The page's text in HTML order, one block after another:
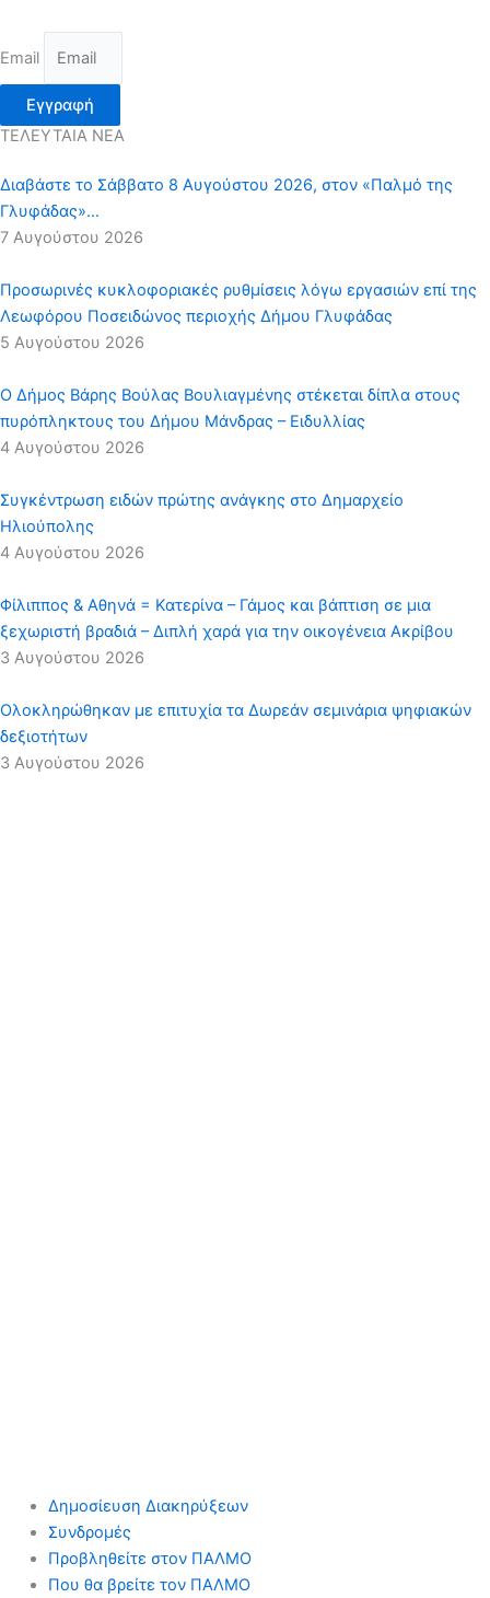
Email
Εγγραφή
ΤΕΛΕΥΤΑΙΑ ΝΕΑ
Διαβάστε το Σάββατο 8 Αυγούστου 2026, στον «Παλμό της
Γλυφάδας»…
7 Αυγούστου 2026
Προσωρινές κυκλοφοριακές ρυθμίσεις λόγω εργασιών επί της
Λεωφόρου Ποσειδώνος περιοχής Δήμου Γλυφάδας
5 Αυγούστου 2026
Ο Δήμος Βάρης Βούλας Βουλιαγμένης στέκεται δίπλα στους
πυρόπληκτους του Δήμου Μάνδρας – Ειδυλλίας
4 Αυγούστου 2026
Συγκέντρωση ειδών πρώτης ανάγκης στο Δημαρχείο
Ηλιούπολης
4 Αυγούστου 2026
Φίλιππος & Αθηνά = Κατερίνα – Γάμος και βάπτιση σε μια
ξεχωριστή βραδιά – Διπλή χαρά για την οικογένεια Ακρίβου
3 Αυγούστου 2026
Ολοκληρώθηκαν με επιτυχία τα Δωρεάν σεμινάρια ψηφιακών
δεξιοτήτων
3 Αυγούστου 2026
Δημοσίευση Διακηρύξεων
Συνδρομές
Προβληθείτε στον ΠΑΛΜΟ
Που θα βρείτε τον ΠΑΛΜΟ